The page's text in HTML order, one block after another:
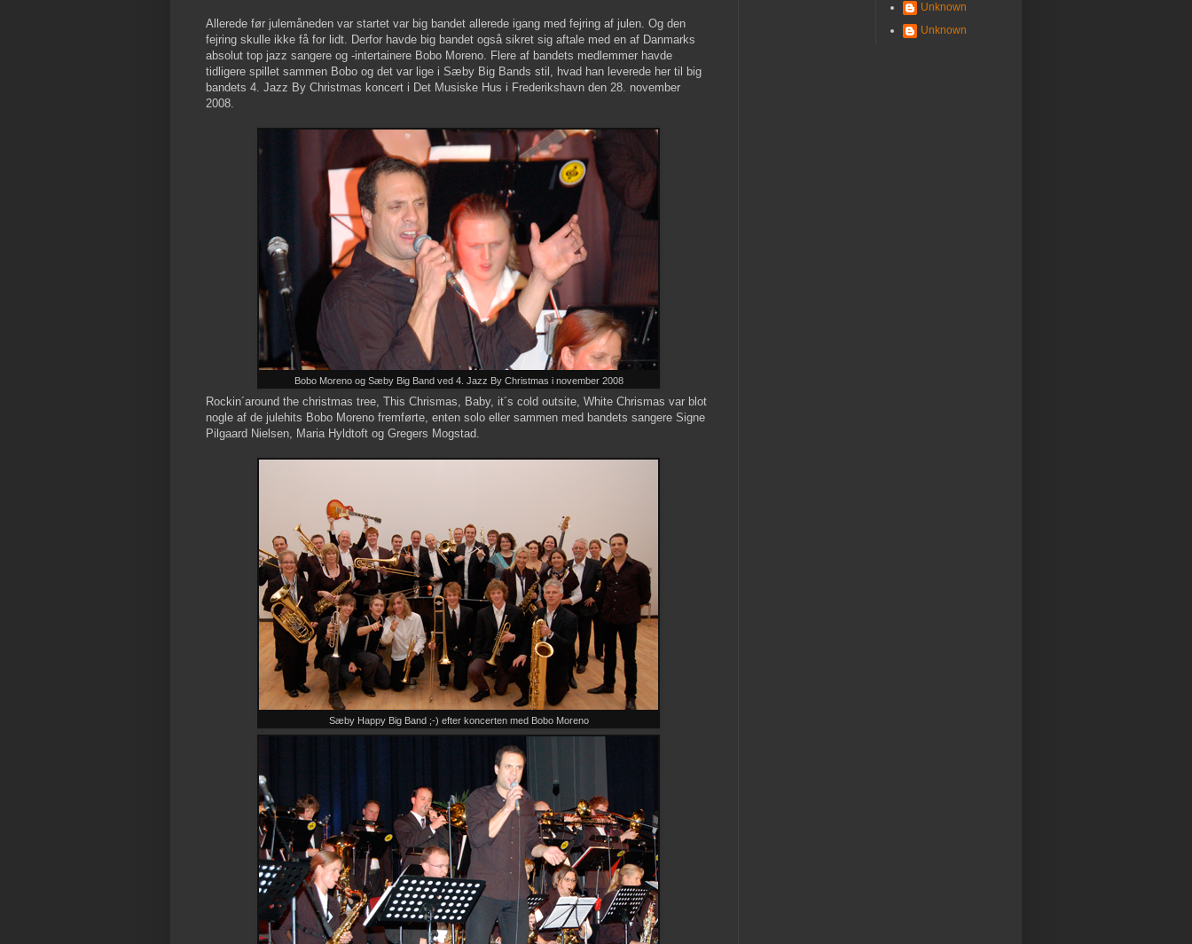
Allerede før julemåneden var startet var big bandet allerede igang med fejring af julen. Og den
fejring skulle ikke få for lidt. Derfor havde big bandet også sikret sig aftale med en af Danmarks
absolut top jazz sangere og -intertainere Bobo Moreno. Flere af bandets medlemmer havde
tidligere spillet sammen Bobo og det var lige i Sæby Big Bands stil, hvad han leverede her til big
bandets 4. Jazz By Christmas koncert i Det Musiske Hus i Frederikshavn den 28. november
2008.
Bobo Moreno og Sæby Big Band ved 4. Jazz By Christmas i november 2008
Rockin´around the christmas tree, This Chrismas, Baby, it´s cold outsite, White Chrismas var blot
nogle af de julehits Bobo Moreno fremførte, enten solo eller sammen med bandets sangere Signe
Pilgaard Nielsen, Maria Hyldtoft og Gregers Mogstad.
Sæby Happy Big Band ;-) efter koncerten med Bobo Moreno
Unknown
Unknown